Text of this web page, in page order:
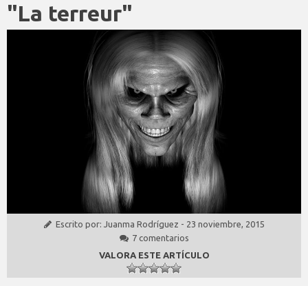
"La terreur"
Escrito por: Juanma Rodríguez - 23 noviembre, 2015
7 comentarios
VALORA ESTE ARTÍCULO